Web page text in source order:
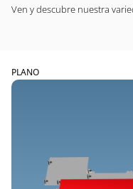
Ven y descubre nuestra
PLANO